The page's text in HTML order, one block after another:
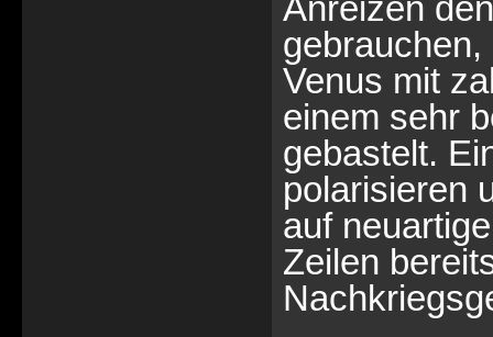
Anreizen
gebrauchen,
Venus mit
einem sehr
gebastelt.
polarisieren
auf
Zeilen